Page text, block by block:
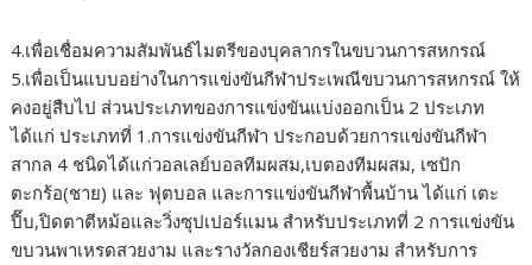
4.เพื่อเชื่อมความสัมพันธ์ไมตรีของบุคลากรในขบวนการสหกรณ์
5.เพื่อเป็นแบบอย่างในการแข่งขันกีฬาประเพณีขบวนการสหกรณ์ ให้
คงอยู่สืบไป ส่วนประเภทของการแข่งขันแบ่งออกเป็น 2 ประเภท
ได้แก่ ประเภทที่ 1.การแข่งขันกีฬา ประกอบด้วยการแข่งขันกีฬา
สากล 4 ชนิดได้แก่วอลเลย์บอลทีมผสม,เบตองทีมผสม, เซปัก
ตะกร้อ(ชาย) และ ฟุตบอล และการแข่งขันกีฬาพื้นบ้าน ได้แก่ เตะ
ปี๊บ,ปิดตาตีหม้อและวิ่งซุปเปอร์แมน สำหรับประเภทที่ 2 การแข่งขัน
ขบวนพาเหรดสวยงาม และรางวัลกองเชียร์สวยงาม สำหรับการ